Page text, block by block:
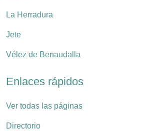
La Herradura
Jete
Vélez de Benaudalla
Enlaces rápidos
Ver todas las páginas
Directorio